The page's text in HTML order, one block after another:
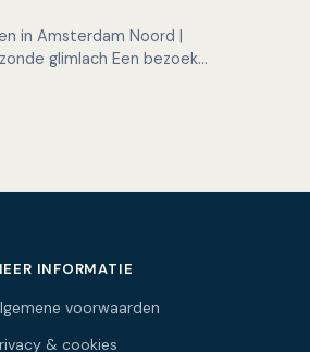
in Amsterdam Noord |
glimlach Een bezoek
INFORMATIE
voorwaarden
& cookies